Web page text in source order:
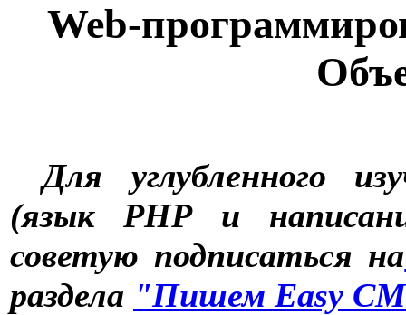
Web-
Для углубленного
(язык PHP и
советую подписаться на
раздела "Пишем Easy